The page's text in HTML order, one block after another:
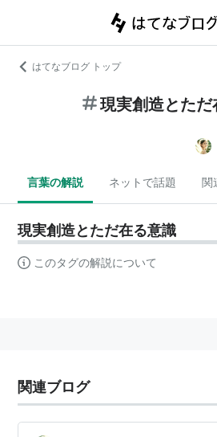
はてなブログ トップ
現実創造とただ
言葉の解説 ネットで話題 関
現実創造とただ在る意識
このタグの解説について
関連ブログ